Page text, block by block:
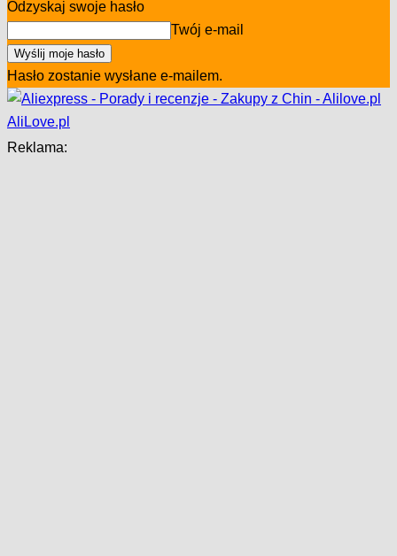
Odzyskaj swoje hasło
Twój e-mail
Hasło zostanie wysłane e-mailem.
AliLove.pl
Reklama: